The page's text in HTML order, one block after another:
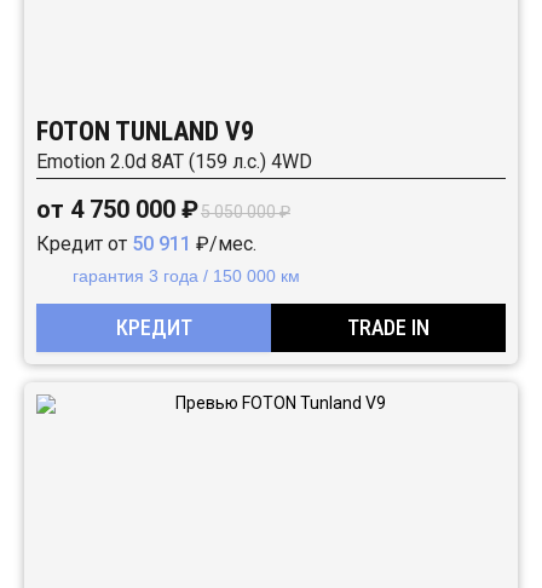
FOTON TUNLAND V9
Emotion 2.0d 8AT (159 л.с.) 4WD
от 4 750 000 ₽5 050 000 ₽
Кредит от 50 911 ₽/мес.
гарантия 3 года / 150 000 км
КРЕДИТ TRADE IN